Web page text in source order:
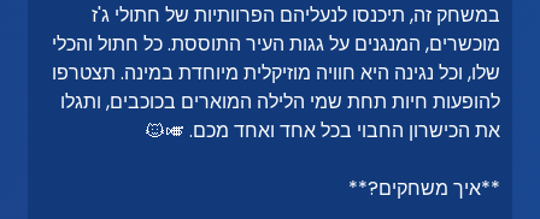
במשחק זה, תיכנסו לנעליהם הפרוותיות של חתולי ג'ז
מוכשרים, המנגנים על גגות העיר התוססת. כל חתול והכלי
שלו, וכל נגינה היא חוויה מוזיקלית מיוחדת במינה. תצטרפו
להופעות חיות תחת שמי הלילה המוארים בכוכבים, ותגלו
את הכישרון החבוי בכל אחד ואחד מכם. 🎺🐱
**איך משחקים?**